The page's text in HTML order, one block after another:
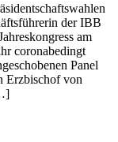
der IBB
am
coronabedingt
Panel
Erzbischof von